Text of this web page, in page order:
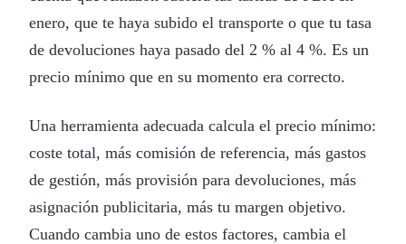
enero, que te haya subido el transporte o que tu tasa
de devoluciones haya pasado del 2 % al 4 %. Es un
precio mínimo que en su momento era correcto.
Una herramienta adecuada calcula el precio mínimo:
coste total, más comisión de referencia, más gastos
de gestión, más provisión para devoluciones, más
asignación publicitaria, más tu margen objetivo.
Cuando cambia uno de estos factores, cambia el